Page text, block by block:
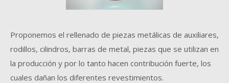
Proponemos el rellenado de piezas metálicas de auxiliares,
rodillos, cilindros, barras de metal, piezas que se utilizan en
la producción y por lo tanto hacen contribución fuerte, los
cuales dañan los diferentes revestimientos.